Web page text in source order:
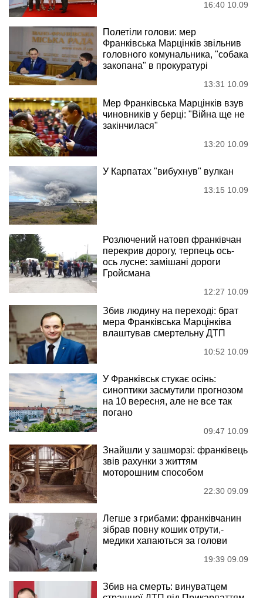
16:40 10.09
Полетіли голови: мер
Франківська Марцінків звільнив
головного комунальника, "собака
закопана" в прокуратурі
13:31 10.09
Мер Франківська Марцінків взув
чиновників у берці: "Війна ще не
закінчилася"
13:20 10.09
У Карпатах "вибухнув" вулкан
13:15 10.09
Розлючений натовп франківчан
перекрив дорогу, терпець ось-
ось лусне: замішані дороги
Гройсмана
12:27 10.09
Збив людину на переході: брат
мера Франківська Марцінківа
влаштував смертельну ДТП
10:52 10.09
У Франківськ стукає осінь:
синоптики засмутили прогнозом
на 10 вересня, але не все так
погано
09:47 10.09
Знайшли у зашморзі: франківець
звів рахунки з життям
моторошним способом
22:30 09.09
Легше з грибами: франківчанин
зібрав повну кошик отрути,-
медики хапаються за голови
19:39 09.09
Збив на смерть: винуватцем